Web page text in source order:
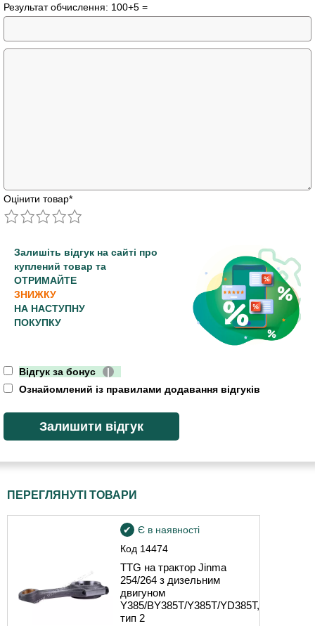
Результат обчислення: 100+5 =
Оцінити товар*
Залишіть відгук на сайті про
куплений товар та
ОТРИМАЙТЕ
ЗНИЖКУ
НА НАСТУПНУ
ПОКУПКУ
Відгук за бонус
|
Ознайомлений із правилами додавання відгуків
ПЕРЕГЛЯНУТІ ТОВАРИ
Код 14474
Є в наявності
TTG на трактор Jinma
254/264 з дизельним
двигуном
Y385/BY385T/Y385T/YD385T,
тип 2